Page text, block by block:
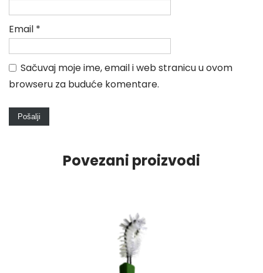
Email *
Sačuvaj moje ime, email i web stranicu u ovom
browseru za buduće komentare.
Povezani proizvodi